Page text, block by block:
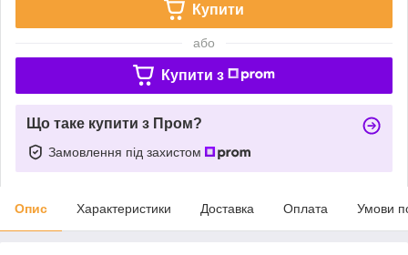
Купити
або
Купити з
Що таке купити з Пром?
Замовлення під захистом
Опис Характеристики Доставка Оплата Умови